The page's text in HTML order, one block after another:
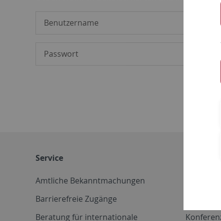
Service
Amtliche Bekanntmachungen
Barrierefreie Zugänge
Beratung für internationale